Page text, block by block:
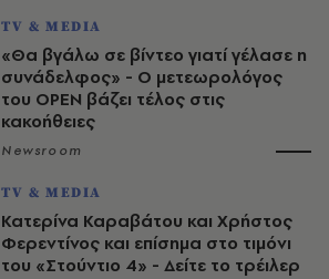
TV & MEDIA
«Θα βγάλω σε βίντεο γιατί γέλασε η
συνάδελφος» - Ο μετεωρολόγος
του OPEN βάζει τέλος στις
κακοήθειες
Newsroom
TV & MEDIA
Κατερίνα Καραβάτου και Χρήστος
Φερεντίνος και επίσημα στο τιμόνι
του «Στούντιο 4» - Δείτε το τρέιλερ